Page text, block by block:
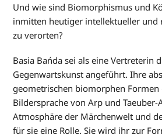
Und wie sind Biomorphismus und
inmitten heutiger intellektueller und
zu verorten?
Basia Bańda sei als eine Vertreterin
Gegenwartskunst angeführt. Ihre
geometrischen biomorphen Formen
Bildersprache von Arp und Taeuber-
Atmosphäre der Märchenwelt und
für sie eine Rolle. Sie wird ihr zur